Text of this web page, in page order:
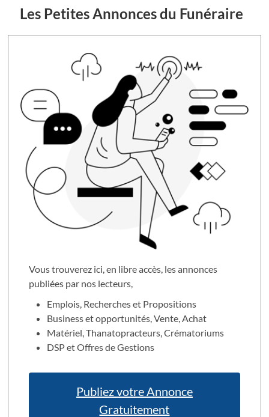
Les Petites Annonces du Funéraire
Vous trouverez ici, en libre accès, les annonces
publiées par nos lecteurs,
Emplois, Recherches et Propositions
Business et opportunités, Vente, Achat
Matériel, Thanatopracteurs, Crématoriums
DSP et Offres de Gestions
Publiez votre Annonce
Gratuitement